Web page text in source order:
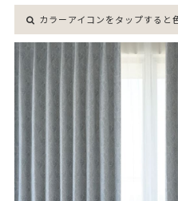
カラーアイコンをタップすると